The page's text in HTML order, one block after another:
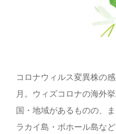
コロナウィルス変異株の
月。ウィズコロナの海外
国・地域があるものの、
ラカイ島・ボホール島な